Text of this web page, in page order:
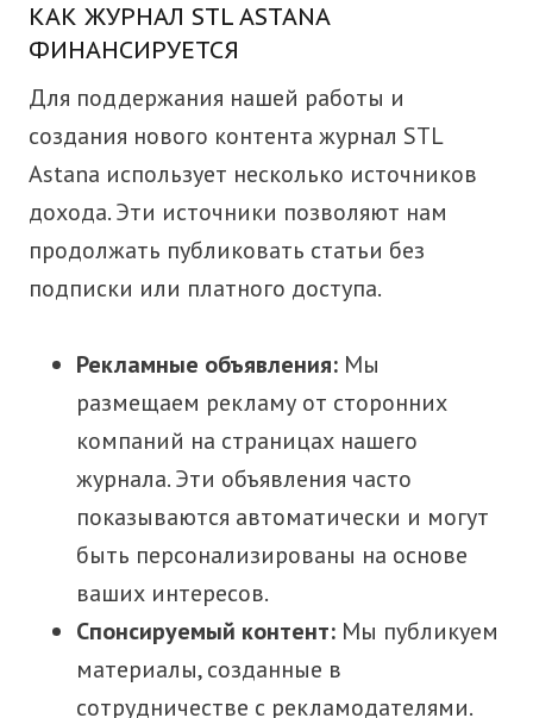
КАК ЖУРНАЛ STL ASTANA
ФИНАНСИРУЕТСЯ
Для поддержания нашей работы и
создания нового контента журнал STL
Astana использует несколько источников
дохода. Эти источники позволяют нам
продолжать публиковать статьи без
подписки или платного доступа.
Рекламные объявления: Мы
размещаем рекламу от сторонних
компаний на страницах нашего
журнала. Эти объявления часто
показываются автоматически и могут
быть персонализированы на основе
ваших интересов.
Спонсируемый контент: Мы публикуем
материалы, созданные в
сотрудничестве с рекламодателями.